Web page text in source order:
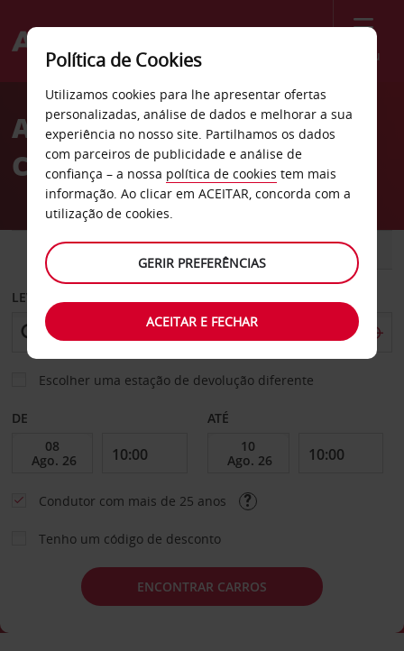
Menu
Welcome
AvisAluguer de carros Rende
Cosenza
CARRO COMERCIAIS
LEVANTAR EM
Escolher uma estação de devolução diferente
DE ATÉ
Condutor com mais de 25 anos
Tenho um código de desconto
ENCONTRAR CARROS
Política de Cookies
Utilizamos cookies para lhe apresentar ofertas
personalizadas, análise de dados e melhorar a sua
experiência no nosso site. Partilhamos os dados
com parceiros de publicidade e análise de
confiança – a nossa política de cookies tem mais
informação. Ao clicar em ACEITAR, concorda com a
utilização de cookies.
GERIR PREFERÊNCIAS
ACEITAR E FECHAR